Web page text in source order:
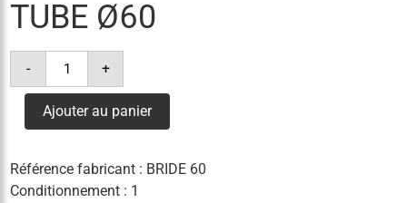
TUBE Ø60
-
quantité
bride
tube
ø60
+
Ajouter au panier
Référence fabricant : BRIDE 60
Conditionnement : 1